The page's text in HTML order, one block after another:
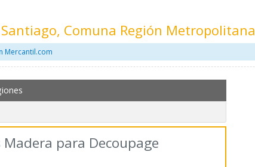
Comuna Región Metropolitana
Mercantil.com
para Decoupage